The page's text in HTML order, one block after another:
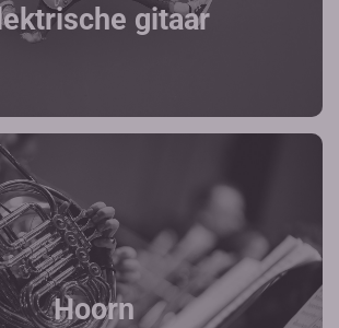
gitaar
Hoorn